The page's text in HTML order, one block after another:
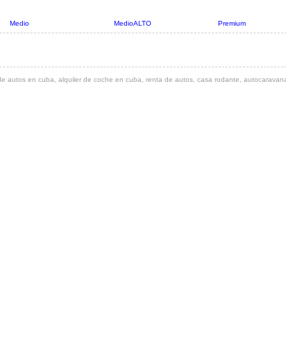
Medio MedioALTO Premium
autos en cuba, alquiler de coche en cuba, renta de autos, casa rodante,